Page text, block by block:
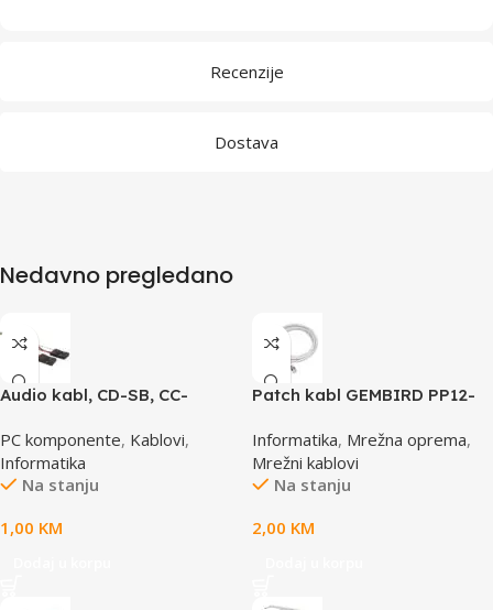
Recenzije
Dostava
Nedavno pregledano
Audio kabl, CD-SB, CC-
PC komponente, Kablovi,
Informatika
Na stanju
1,00 KM
Patch kabl GEMBIRD PP12-
Informatika, Mrežna oprema,
Mrežni kablovi
Na stanju
2,00 KM